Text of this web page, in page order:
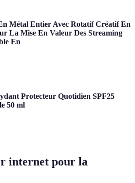
Métal Entier Avec Rotatif Créatif En
La Mise En Valeur Des Streaming
En
Protecteur Quotidien SPF25
50 ml
internet pour la